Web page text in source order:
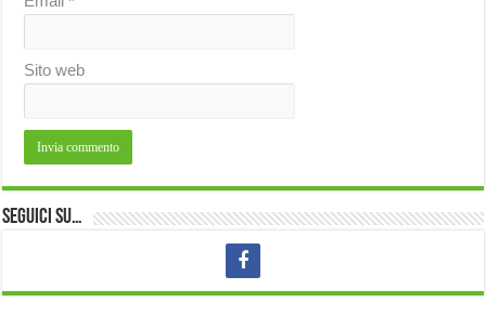
Sito web
Seguici su…